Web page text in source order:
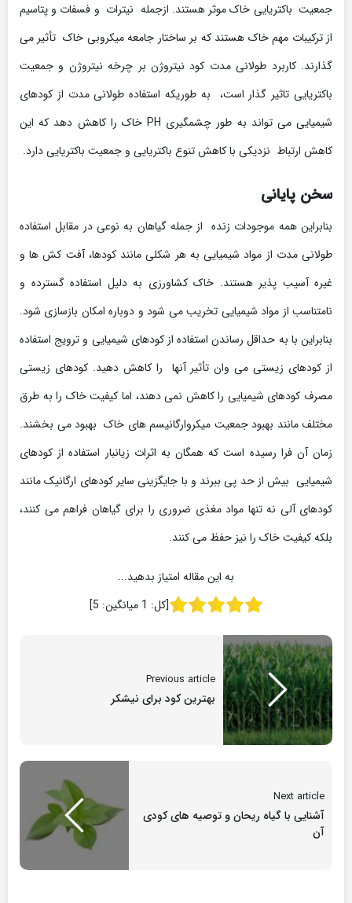
جمعیت باکتریایی خاک موثر هستند. ازجمله نیترات و فسفات و پتاسیم
از ترکیبات مهم خاک هستند که بر ساختار جامعه میکروبی خاک تأثیر می
گذارند. کاربرد طولانی مدت کود نیتروژن بر چرخه نیتروژن و جمعیت
باکتریایی تاثیر گذار است، به طوریکه استفاده طولانی مدت از کودهای
شیمیایی می تواند به طور چشمگیری PH خاک را کاهش دهد که این
کاهش ارتباط نزدیکی با کاهش تنوع باکتریایی و جمعیت باکتریایی دارد.
سخن پایانی
بنابراین همه موجودات زنده از جمله گیاهان به نوعی در مقابل استفاده
طولانی مدت از مواد شیمیایی به هر شکلی مانند کودها، آفت کش ها و
غیره آسیب پذیر هستند. خاک کشاورزی به دلیل استفاده گسترده و
نامتناسب از مواد شیمیایی تخریب می شود و دوباره امکان بازسازی شود.
بنابراین با به حداقل رساندن استفاده از کودهای شیمیایی و ترویج استفاده
از کودهای زیستی می وان تأثیر آنها را کاهش دهید. کودهای زیستی
مصرف کودهای شیمیایی را کاهش نمی دهند، اما کیفیت خاک را به طرق
مختلف مانند بهبود جمعیت میکروارگانیسم های خاک بهبود می بخشند.
زمان آن فرا رسیده است که همگان به اثرات زیانبار استفاده از کودهای
شیمیایی بیش از حد پی ببرند و با جایگزینی سایر کودهای ارگانیک مانند
کودهای آلی نه تنها مواد مغذی ضروری را برای گیاهان فراهم می کنند،
بلکه کیفیت خاک را نیز حفظ می کنند.
به این مقاله امتیاز بدهید...
[کل: 1 میانگین: 5
]
Previous article
بهترین کود برای نیشکر
Next article
آشنایی با گیاه ریحان و توصیه های کودی
آن